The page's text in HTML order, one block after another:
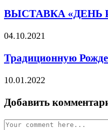
ВЫСТАВКА «ДЕНЬ
04.10.2021
Традиционную
10.01.2022
Добавить
Comment